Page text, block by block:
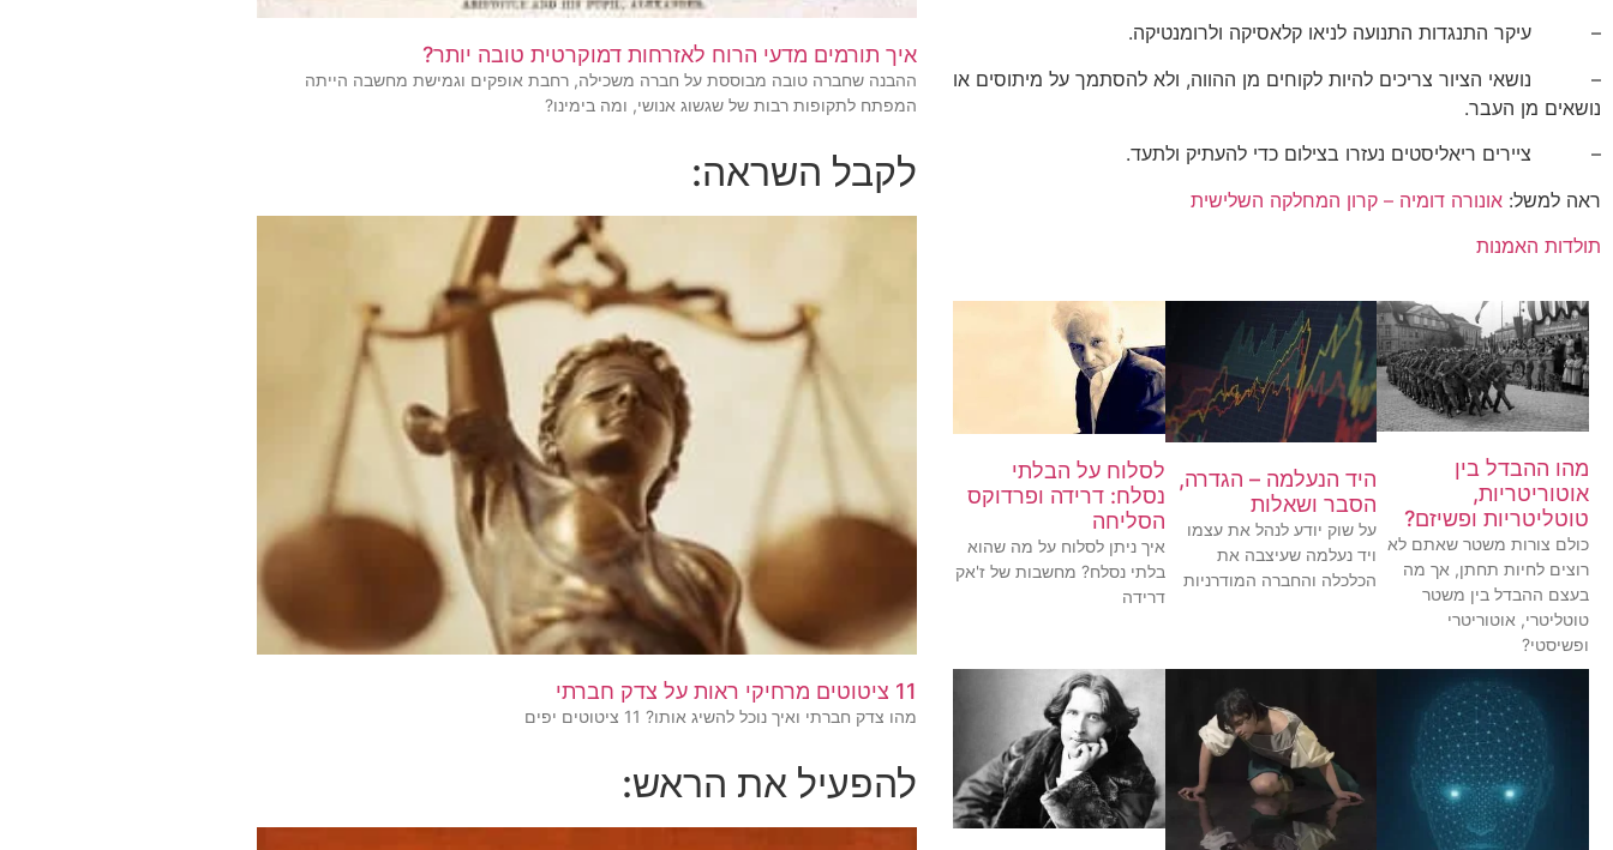
– עיקר התנגדות התנועה לניאו קלאסיקה ולרומנטיקה.
– נושאי הציור צריכים להיות לקוחים מן ההווה, ולא להסתמך על מיתוסים או
נושאים מן העבר.
– ציירים ריאליסטים נעזרו בצילום כדי להעתיק ולתעד.
ראה למשל: אונורה דומיה – קרון המחלקה השלישית
תולדות האמנות
מהו ההבדל בין
אוטוריטריות,
טוטליטריות ופשיזם?
כולם צורות משטר שאתם לא
רוצים לחיות תחתן, אך מה
בעצם ההבדל בין משטר
טוטליטרי, אוטוריטרי
ופשיסטי?
היד הנעלמה – הגדרה,
הסבר ושאלות
על שוק יודע לנהל את עצמו
ויד נעלמה שעיצבה את
הכלכלה והחברה המודרניות
לסלוח על הבלתי
נסלח: דרידה ופרדוקס
הסליחה
איך ניתן לסלוח על מה שהוא
בלתי נסלח? מחשבות של ז'אק
דרידה
איך תורמים מדעי הרוח לאזרחות דמוקרטית טובה יותר?
ההבנה שחברה טובה מבוססת על חברה משכילה, רחבת אופקים וגמישת מחשבה הייתה
המפתח לתקופות רבות של שגשוג אנושי, ומה בימינו?
לקבל השראה:
11 ציטוטים מרחיקי ראות על צדק חברתי
מהו צדק חברתי ואיך נוכל להשיג אותו? 11 ציטוטים יפים
להפעיל את הראש: